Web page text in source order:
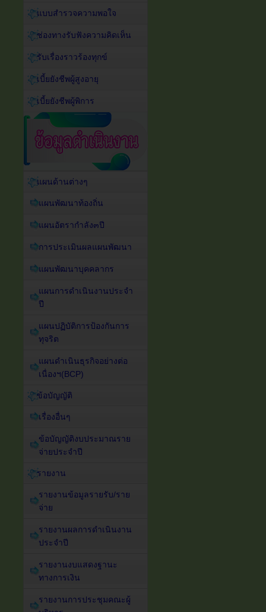
แบบสำรวจความพอใจ
ช่องทางรับฟังความคิดเห็น
รับเรื่องราวร้องทุกข์
เบี้ยยังชีพผู้สูงอายุ
เบี้ยยังชีพผู้พิการ
แผนด้านต่างๆ
แผนพัฒนาท้องถิ่น
แผนอัตรากำลัง๓ปี
การประเมินผลแผนพัฒนา
แผนพัฒนาบุคคลากร
แผนการดำเนินงานประจำ
ปี
แผนปฏิบัติการป้องกันการ
ทุจริต
แผนดำเนินธุรกิจอย่างต่อ
เนื่องฯ(BCP)
ข้อบัญญัติ
เรื่องอื่นๆ
ข้อบัญญัติงบประมาณราย
จ่ายประจำปี
รายงาน
รายงานข้อมูลรายรับ/ราย
จ่าย
รายงานผลการดำเนินงาน
ประจำปี
รายงานงบแสดงฐานะ
ทางการเงิน
รายงานการประชุมคณะผู้